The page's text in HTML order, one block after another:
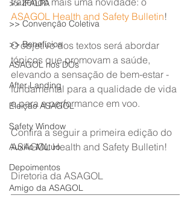
>> IFALPA
>> Convenção Coletiva
>> Benefícios
ASAGOL nos DOs
After Landing
Eleição ASAGOL
Safety Window
Auxílio Mútuo
Depoimentos
Amigo da ASAGOL
ASAGOL Health and Safety Bulletin!
O objetivo dos textos será abordar
tópicos que promovam a saúde,
elevando a sensação de bem-estar -
fundamental para a qualidade de vida
e para a performance em voo.
Confira a seguir a primeira edição do
ASAGOL Health and Safety Bulletin!
Diretoria da ASAGOL
___________________________________